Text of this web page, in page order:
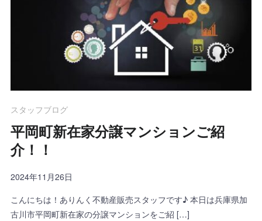
スタッフブログ
平岡町新在家分譲マンションご紹
介！！
2024年11月26日
こんにちは！ありんく不動産販売スタッフです♪ 本日は兵庫県加
古川市平岡町新在家の分譲マンションをご紹 […]